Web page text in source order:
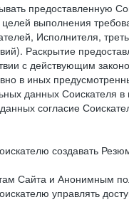
предоставленную
выполнения
Исполнителя,
Раскрытие
с действующим
в иных
данных Соискателя
согласие
создавать
Сайта и Анонимным
управлять